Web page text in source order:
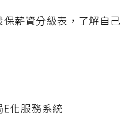
薪資分級表，了解自己
化服務系統